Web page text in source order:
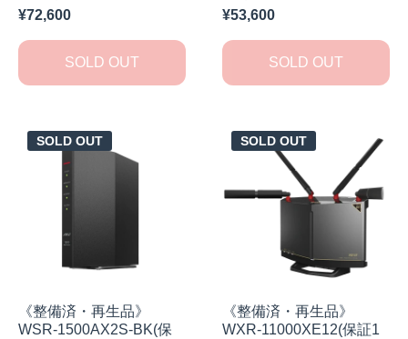
¥72,600
SOLD OUT
¥53,600
SOLD OUT
SOLD OUT
《整備済・再生品》
WSR-1500AX2S-BK(保
SOLD OUT
《整備済・再生品》
WXR-11000XE12(保証1